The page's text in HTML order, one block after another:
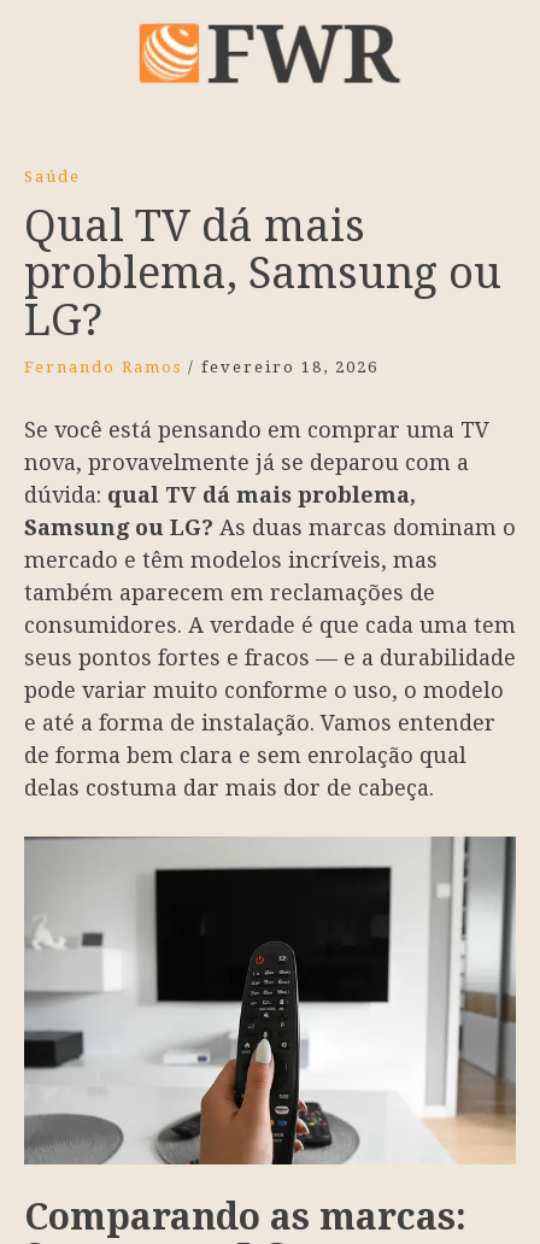
Saúde
Qual TV dá mais
problema, Samsung ou
LG?
Fernando Ramos / fevereiro 18, 2026
Se você está pensando em comprar uma TV
nova, provavelmente já se deparou com a
dúvida: qual TV dá mais problema,
Samsung ou LG? As duas marcas dominam o
mercado e têm modelos incríveis, mas
também aparecem em reclamações de
consumidores. A verdade é que cada uma tem
seus pontos fortes e fracos — e a durabilidade
pode variar muito conforme o uso, o modelo
e até a forma de instalação. Vamos entender
de forma bem clara e sem enrolação qual
delas costuma dar mais dor de cabeça.
Comparando as marcas: